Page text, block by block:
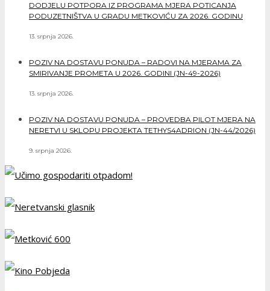
DODJELU POTPORA IZ PROGRAMA MJERA POTICANJA
PODUZETNIŠTVA U GRADU METKOVIĆU ZA 2026. GODINU
13. srpnja 2026.
POZIV NA DOSTAVU PONUDA – RADOVI NA MJERAMA ZA
SMIRIVANJE PROMETA U 2026. GODINI (JN-49-2026)
13. srpnja 2026.
POZIV NA DOSTAVU PONUDA – PROVEDBA PILOT MJERA NA
NERETVI U SKLOPU PROJEKTA TETHYS4ADRION (JN-44/2026)
9. srpnja 2026.